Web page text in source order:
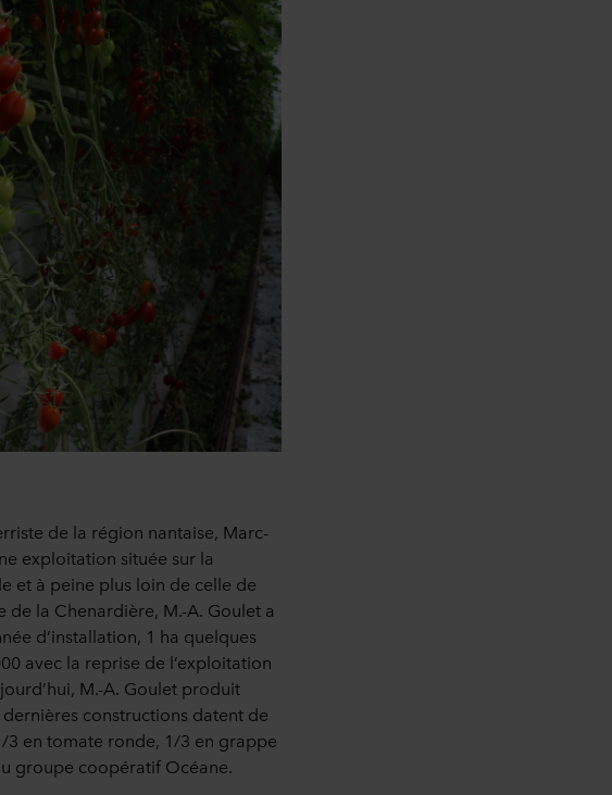
de la région nantaise, Marc-
exploitation située sur la
et à peine plus loin de celle de
de la Chenardière, M.-A. Goulet a
d’installation, 1 ha quelques
avec la reprise de l’exploitation
M.-A. Goulet produit
constructions datent de
3 en tomate ronde, 1/3 en grappe
groupe coopératif Océane.